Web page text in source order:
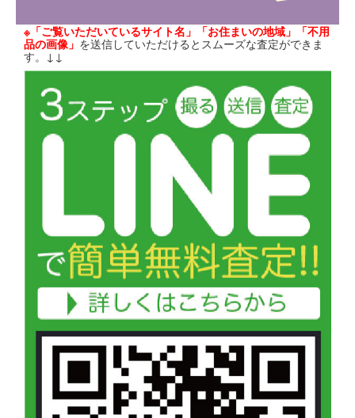
※「ご覧いただいているサイト名」「お住まいの地域」「不用
品の画像」 を送信していただけるとスムーズな査定ができま
す。↓↓